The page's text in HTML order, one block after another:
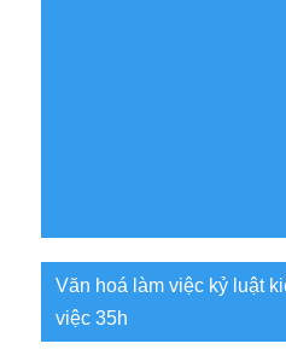
Văn hoá làm việc kỷ luật
việc 35h